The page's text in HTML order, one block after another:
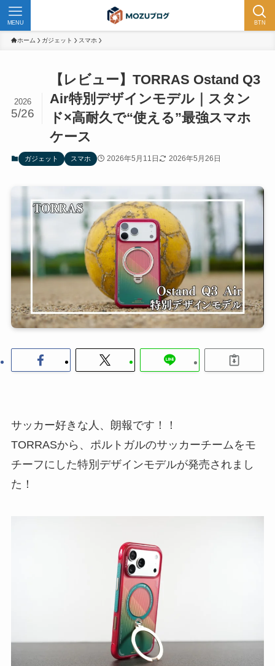
BTN
MENU
ホーム ガジェット スマホ
【レビュー】TORRAS Ostand Q3
Air特別デザインモデル｜スタン
ド×高耐久で“使える”最強スマホ
ケース
2026
5/26
ガジェット スマホ 2026年5月11日 2026年5月26日
サッカー好きな人、朗報です！！
TORRASから、ポルトガルのサッカーチームをモ
チーフにした特別デザインモデルが発売されまし
た！